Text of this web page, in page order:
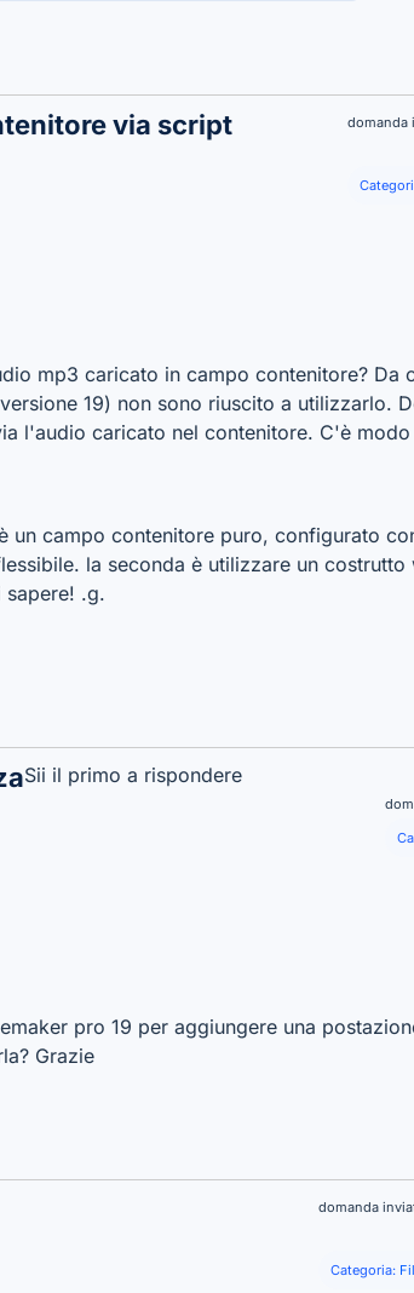
via script domanda
mp3 caricato in campo contenitore? Da
19) non sono riuscito a utilizzarlo.
l'audio caricato nel contenitore. C'è
un campo contenitore puro, configurato
la seconda è utilizzare un
.g.
Sii il primo a rispondere
pro 19 per aggiungere una
Grazie
domanda
Categoria: